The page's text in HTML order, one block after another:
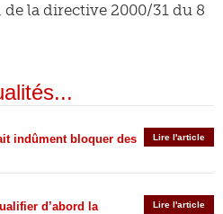
de la directive 2000/31 du 8
Lire l'article
indûment bloquer des
Lire l'article
d’abord la